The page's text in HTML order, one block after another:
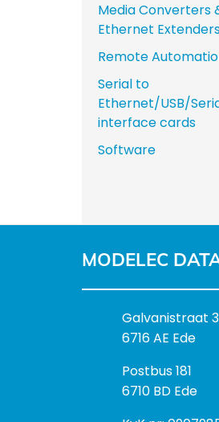
Media Converters
Ethernet
Remote
Serial to
Ethernet/USB/
interface cards
Software
MODELEC
B
e
o
e
k
Galvanistraat
6716 AE Ede
P
o
Postbus 181
6710 BD Ede